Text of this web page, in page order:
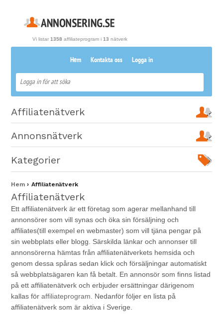
Vi listar1358 affiliateprogram i13 nätverk
Hem Kontakta oss Logga in
Affiliatenätverk
Annonsnätverk
Kategorier
Hem Affiliatenätverk
Affiliatenätverk
Ett affiliatenätverk är ett företag som agerar mellanhand till
annonsörer som vill synas och öka sin försäljning och
affiliates(till exempel en webmaster) som vill tjäna pengar på
sin webbplats eller blogg. Särskilda länkar och annonser till
annonsörerna hämtas från affiliatenätverkets hemsida och
genom dessa spåras sedan klick och försäljningar automatiskt
så webbplatsägaren kan få betalt. En annonsör som finns listad
på ett affiliatenätverk och erbjuder ersättningar därigenom
kallas föraffiliateprogram . Nedanför följer en lista på
affiliatenätverk som är aktiva i Sverige.